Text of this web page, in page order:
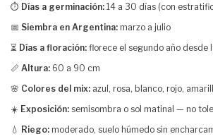
⏱️ Días a germinación: 14 a 30 días (con
📅 Siembra en Argentina: marzo a julio
⏳ Días a floración: florece el segundo año desde
📏 Altura: 60 a 90 cm
🌸 Colores del mix: azul, rosa, blanco, rojo,
☀️ Exposición: semisombra o sol matinal — no
💧 Riego: moderado, suelo húmedo sin